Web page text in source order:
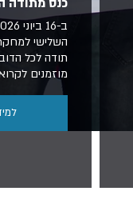
השלישי למחקר
תודה לכל
מוזמנים